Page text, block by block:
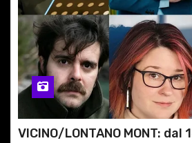
VICINO/LONTANO MONT: